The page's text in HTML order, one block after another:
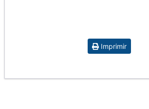
Imprimir